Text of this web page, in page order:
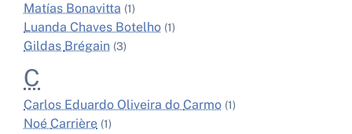
Matías Bonavitta (1)
Luanda Chaves Botelho (1)
Gildas Brégain (3)
C
Carlos Eduardo Oliveira do Carmo (1)
Noé Carrière (1)